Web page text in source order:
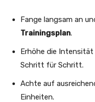
Fange langsam an
Trainingsplan.
Erhöhe die Intensität
Schritt für Schritt.
Achte auf
Einheiten.